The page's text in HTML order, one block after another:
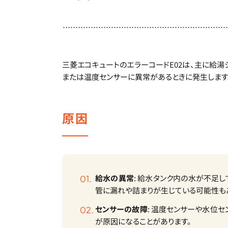
三菱エコキュートのエラーコードE02は、主に給湯
または温度センサーに異常があるときに発生しま
原因
給水の異常: 給水タンク内の水が不足し
管に漏れや詰まりが生じている可能性も
センサーの故障: 温度センサーや水位セ
が原因になることがあります。